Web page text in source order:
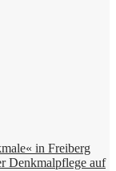
in Freiberg
Denkmalpflege auf